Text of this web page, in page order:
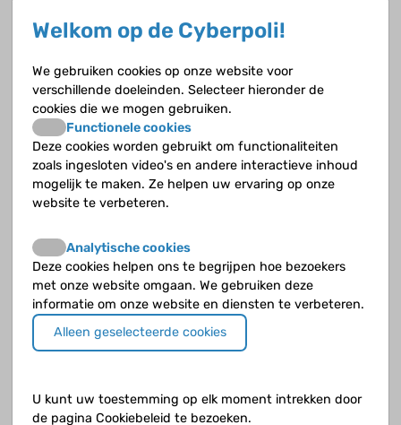
Opvolgende vragen
De ziekte van Von Willebrand als erfelijke aandoening,
wat houdt dat in?
Hoe vaak komt de ziekte van Von Willebrand voor?
Vallen spier- en gewrichtsbloedingen snel op, merk je
het snel?
Waar komt de naam Von Willebrandziekte vandaan?
Waar kun je last van hebben als je de ziekte van Von
Willebrand hebt?
Waarin verschilt VWD met hemofilie?
Waarom is VWD zo onbekend?
Welkom op de Cyberpoli!
We gebruiken cookies op onze website voor
verschillende doeleinden. Selecteer hieronder de
cookies die we mogen gebruiken.
Functionele cookies
Deze cookies worden gebruikt om functionaliteiten
zoals ingesloten video's en andere interactieve inhoud
mogelijk te maken. Ze helpen uw ervaring op onze
website te verbeteren.
Analytische cookies
Deze cookies helpen ons te begrijpen hoe bezoekers
met onze website omgaan. We gebruiken deze
informatie om onze website en diensten te verbeteren.
Alleen geselecteerde cookies
U kunt uw toestemming op elk moment intrekken door
de pagina Cookiebeleid te bezoeken.